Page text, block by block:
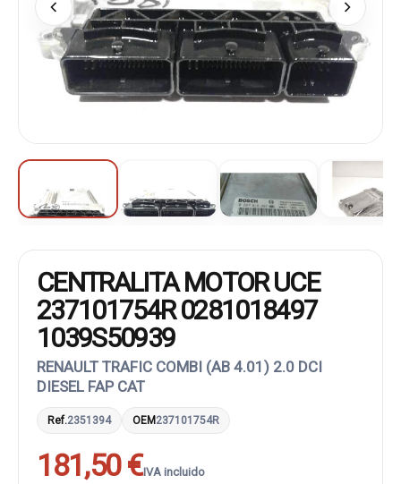
CENTRALITA MOTOR UCE
237101754R 0281018497
1039S50939
RENAULT TRAFIC COMBI (AB 4.01) 2.0 DCI
DIESEL FAP CAT
Ref.2351394 OEM237101754R
181,50 €IVA incluido